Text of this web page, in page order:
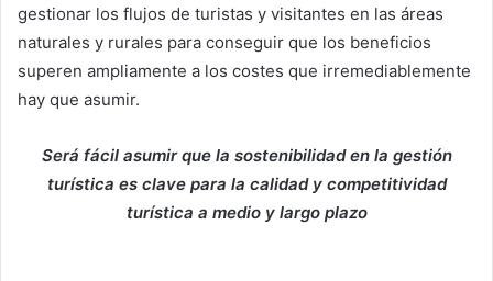
gestionar los flujos de turistas y visitantes en las áreas
naturales y rurales para conseguir que los beneficios
superen ampliamente a los costes que irremediablemente
hay que asumir.
Será fácil asumir que la sostenibilidad en la gestión
turística es clave para la calidad y competitividad
turística a medio y largo plazo